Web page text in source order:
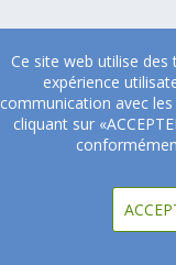
Ce site web utilise
expérience
communication avec
cliquant sur
© 2005-2026Sukha